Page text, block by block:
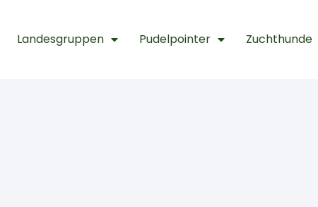
Landesgruppen Pudelpointer Zuchthunde